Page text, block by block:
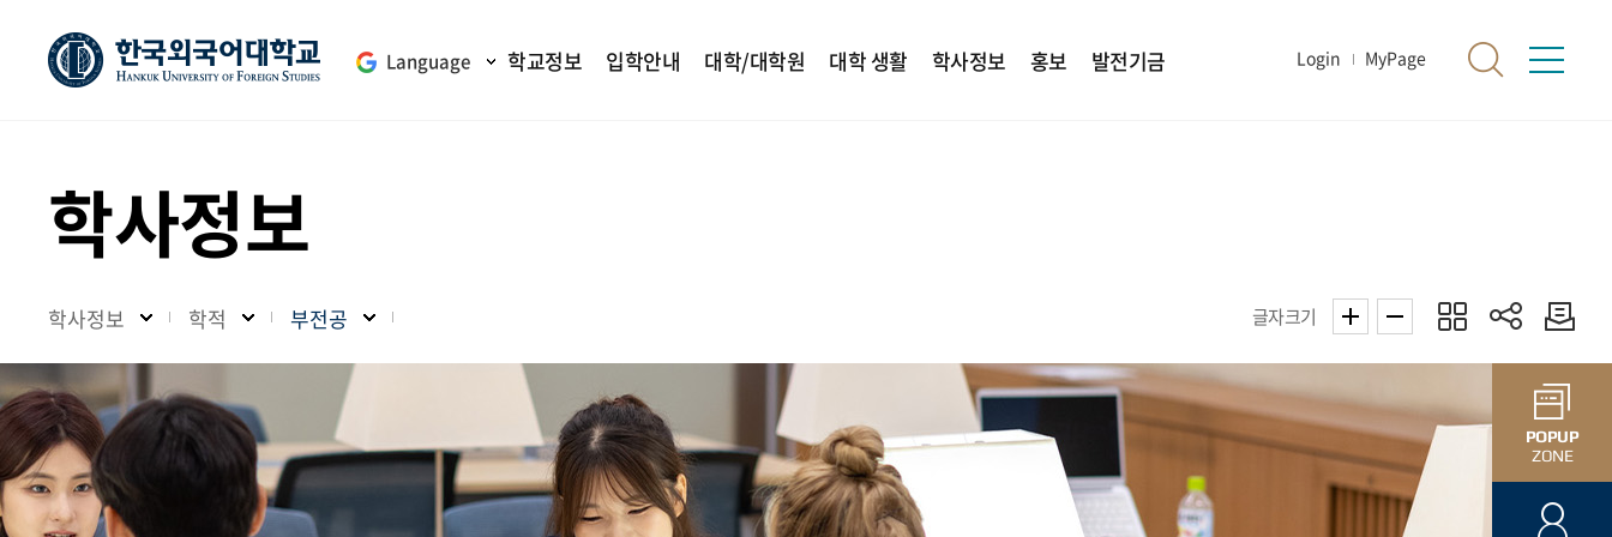
Language 학교정보 입학안내 대학/대학원 대학 생활 학사정보 홍보 발전기금 Login MyPage
POPUP
ZONE
학사정보
학사정보 학적 부전공 글자크기